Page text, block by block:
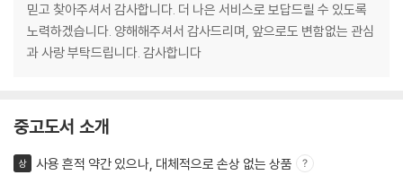
믿고 찾아주셔서 감사합니다. 더 나은 서비스로 보답드릴 수 있도록
노력하겠습니다. 양해해주셔서 감사드리며, 앞으로도 변함없는 관심
과 사랑 부탁드립니다. 감사합니다
중고도서 소개
상
사용 흔적 약간 있으나, 대체적으로 손상 없는 상품